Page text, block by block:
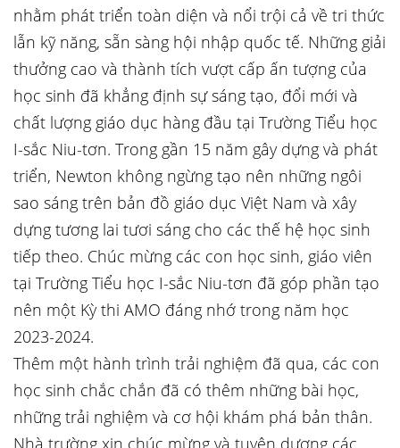
nhằm phát triển toàn diện và nổi trội cả về tri thức
lẫn kỹ năng, sẵn sàng hội nhập quốc tế. Những giải
thưởng cao và thành tích vượt cấp ấn tượng của
học sinh đã khẳng định sự sáng tạo, đổi mới và
chất lượng giáo dục hàng đầu tại Trường Tiểu học
I-sắc Niu-tơn. Trong gần 15 năm gây dựng và phát
triển, Newton không ngừng tạo nên những ngôi
sao sáng trên bản đồ giáo dục Việt Nam và xây
dựng tương lai tươi sáng cho các thế hệ học sinh
tiếp theo. Chúc mừng các con học sinh, giáo viên
tại Trường Tiểu học I-sắc Niu-tơn đã góp phần tạo
nên một Kỳ thi AMO đáng nhớ trong năm học
2023-2024.
Thêm một hành trình trải nghiệm đã qua, các con
học sinh chắc chắn đã có thêm những bài học,
những trải nghiệm và cơ hội khám phá bản thân.
Nhà trường xin chúc mừng và tuyên dương các